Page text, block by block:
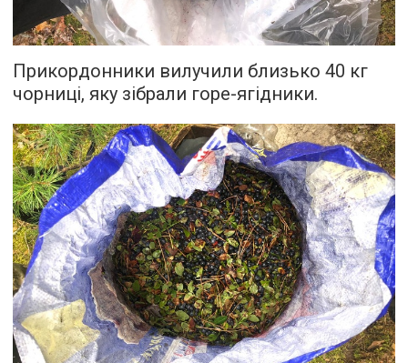
Прикордонники вилучили близько 40 кг
чорниці, яку зібрали горе-ягідники.